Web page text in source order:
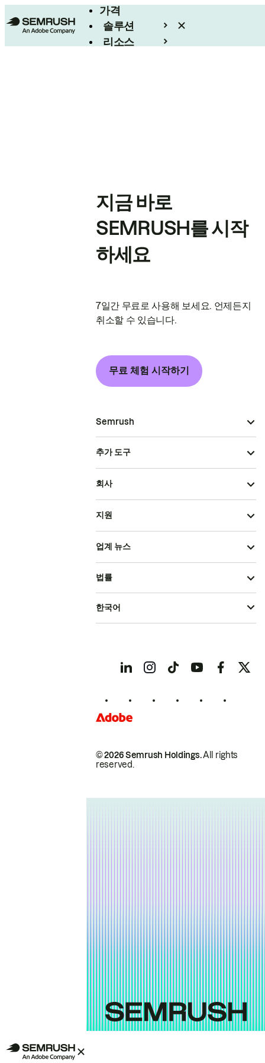
가격
솔루션
리소스
지금 바로
SEMRUSH를 시작
하세요
7일간 무료로 사용해 보세요. 언제든지
취소할 수 있습니다.
무료 체험 시작하기
Semrush
추가 도구
회사
지원
업계 뉴스
© 2026 Semrush Holdings.All rights
reserved.
법률
한국어